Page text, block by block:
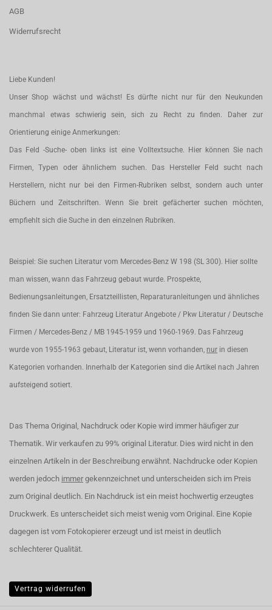
AGB
Widerrufsrecht
Liebe Kunden!
Unser Shop wächst und wächst! Es dürfte nicht nur für den Neukunden
manchmal etwas schwierig sein, sich zu Recht zu finden. Daher zur
Orientierung einige Anmerkungen:
Das Feld -Suche- oben links ist eine Volltextsuche. Hier können Sie nach
Firmen, Typen oder ähnlichem suchen. Das Hersteller Feld sucht nach
Herstellern, nicht nur bei den Firmen-Rubriken selbst, sondern auch unter
Büchern und Zeitschriften. Wenn Sie breit gefächerter suchen möchten,
empfiehlt sich die Suche in den einzelnen Rubriken.
Beispiel: Sie suchen Literatur vom Mercedes-Benz W 198 (SL 300). Hier sollte
man wissen, wann das Fahrzeug gebaut wurde. Prospekte,
Bedienungsanleitungen, Ersatzteillisten, Reparaturanleitungen und ähnliches
finden Sie dann unter: Fahrzeug Literatur Angebote / Pkw Literatur / Deutsche
Firmen / Mercedes-Benz / MB 1945-1959 und 1960-1969. Das Fahrzeug
wurde von 1955-1963 gebaut, Literatur ist, wenn vorhanden, nur in diesen
Kategorien vorhanden. Innerhalb der Kategorien sind die Artikel nach Jahren
aufsteigend sotiert.
Das Thema Original, Nachdruck oder Kopie wird immer häufiger zur
Thematik. Wir verkaufen zu 99% original Literatur. Dies wird nicht in den
einzelnen Artikeln in der Beschreibung erwähnt. Nachdrucke oder Kopien
werden jedoch immer gekennzeichnet und unterscheiden sich im Preis
zum Original deutlich. Ein Nachdruck ist ein meist hochwertig erzeugtes
Druckwerk. Es unterscheidet sich meist wenig vom Original. Eine Kopie
dagegen ist vom Fotokopierer erzeugt und ist meist in deutlich
schlechterer Qualität.
Vertrag widerrufen